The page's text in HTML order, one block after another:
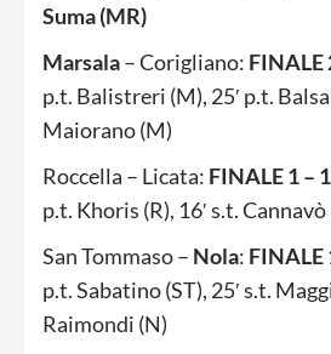
Suma (MR)
Marsala– Corigliano: FINALE
p.t. Balistreri (M), 25′ p.t.
Maiorano (M)
Roccella – Licata: FINALE 1 – 1
p.t. Khoris (R), 16′ s.t.
San Tommaso – Nola: FINALE
p.t. Sabatino (ST), 25′ s.t.
Raimondi (N)